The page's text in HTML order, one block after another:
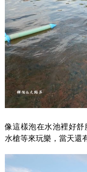
像這樣泡在水池裡好
水槍等來玩樂，當天還